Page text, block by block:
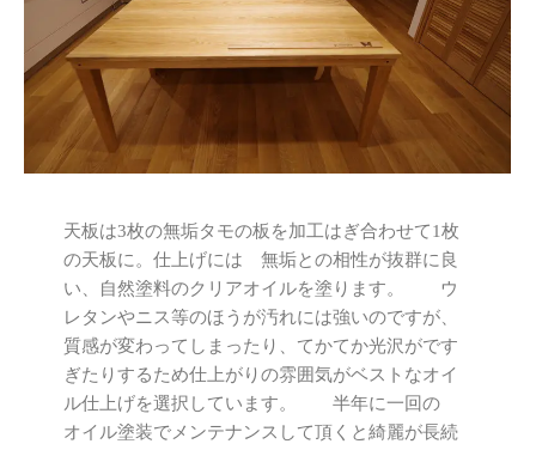
天板は3枚の無垢タモの板を加工はぎ合わせて1枚
の天板に。仕上げには 無垢との相性が抜群に良
い、自然塗料のクリアオイルを塗ります。 ウ
レタンやニス等のほうが汚れには強いのですが、
質感が変わってしまったり、てかてか光沢がです
ぎたりするため仕上がりの雰囲気がベストなオイ
ル仕上げを選択しています。 半年に一回の
オイル塗装でメンテナンスして頂くと綺麗が長続